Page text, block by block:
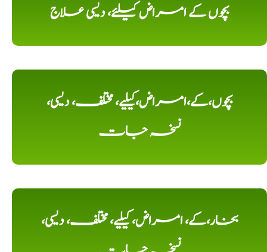
بچوں کے امراض کیلئے، دیسی علاج
بچوں،کے،امراض،کیلیے، مختلف، دیسی،
نسخہ جات
بخار،کے، امراض، کیلیے، مختلف، دیسی،